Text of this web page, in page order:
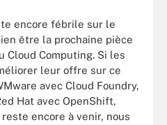
encore fébrile sur le
être la prochaine pièce
Cloud Computing. Si les
leur offre sur ce
avec Cloud Foundry,
Hat avec OpenShift,
encore à venir, nous